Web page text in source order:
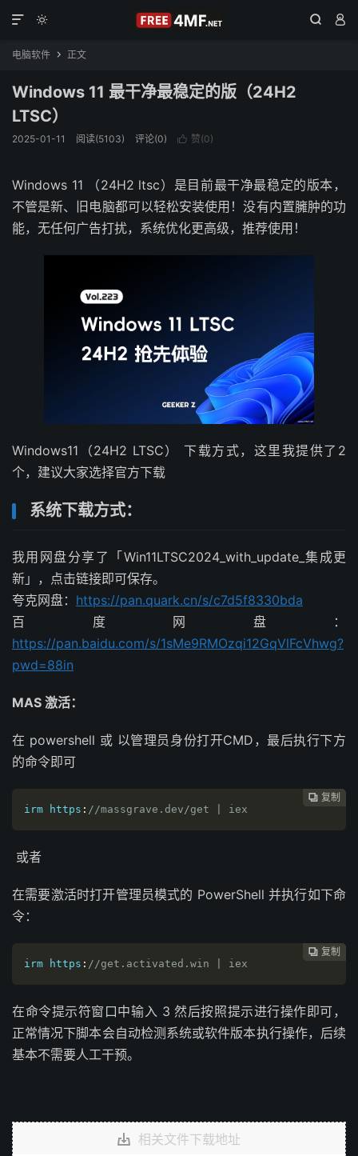
  

电脑软件  正文
Windows 11 最干净最稳定的版（24H2
LTSC）
2025-01-11 阅读(5103) 评论(0)  赞(0)
Windows 11 （24H2 ltsc）是目前最干净最稳定的版本，
不管是新、旧电脑都可以轻松安装使用！没有内置臃肿的功
能，无任何广告打扰，系统优化更高级，推荐使用！
Windows11（24H2 LTSC） 下载方式，这里我提供了2
个，建议大家选择官方下载
系统下载方式：
我用网盘分享了「Win11LTSC2024_with_update_集成更
新」，点击链接即可保存。
夸克网盘： https://pan.quark.cn/s/c7d5f8330bda
百度网盘：
https://pan.baidu.com/s/1sMe9RMOzqi12GqVlFcVhwg?
pwd=88in
MAS 激活：
在 powershell 或 以管理员身份打开CMD，最后执行下方
的命令即可
 复制
 复制
 复制
 复制
 复制
 复制
 复制
 复制
 复制
irm https : //massgrave.dev/get | iex
或者
在需要激活时打开管理员模式的 PowerShell 并执行如下命
令：
 复制
 复制
 复制
 复制
 复制
 复制
 复制
 复制
irm https : //get.activated.win | iex
在命令提示符窗口中输入 3 然后按照提示进行操作即可，
正常情况下脚本会自动检测系统或软件版本执行操作，后续
基本不需要人工干预。
相关文件下载地址